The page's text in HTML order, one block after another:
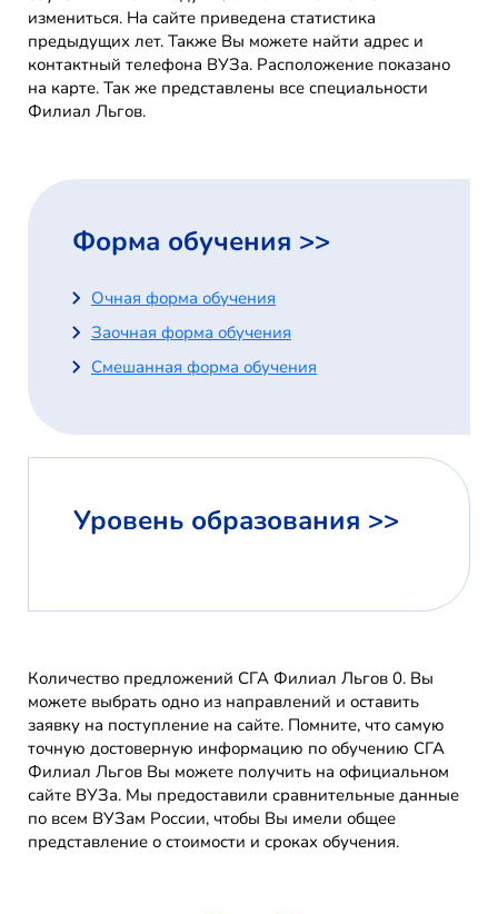
измениться. На сайте приведена статистика
предыдущих лет. Также Вы можете найти адрес и
контактный телефона ВУЗа. Расположение показано
на карте. Так же представлены все специальности
Филиал Льгов.
Форма обучения >>
Очная форма обучения
Заочная форма обучения
Смешанная форма обучения
Уровень образования >>
Количество предложений СГА Филиал Льгов 0. Вы
можете выбрать одно из направлений и оставить
заявку на поступление на сайте. Помните, что самую
точную достоверную информацию по обучению СГА
Филиал Льгов Вы можете получить на официальном
сайте ВУЗа. Мы предоставили сравнительные данные
по всем ВУЗам России, чтобы Вы имели общее
представление о стоимости и сроках обучения.